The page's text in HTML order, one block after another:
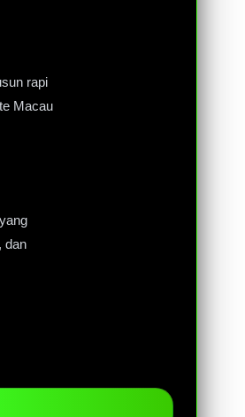
rapi
Macau
dan